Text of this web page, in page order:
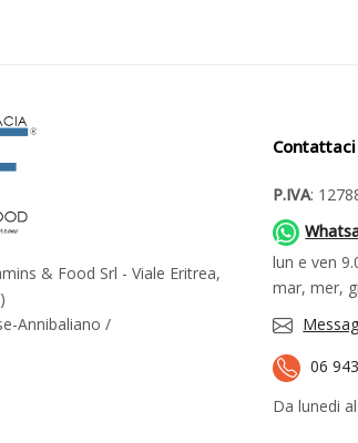
& Food Srl - Viale Eritrea,
Annibaliano /
Contattaci
P.IVA:
lun e ven
mar, mer,
06
Da lunedi